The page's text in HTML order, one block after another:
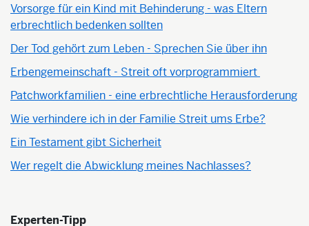
Vorsorge für ein Kind mit Behinderung - was Eltern
erbrechtlich bedenken sollten
Der Tod gehört zum Leben - Sprechen Sie über ihn
Erbengemeinschaft - Streit oft vorprogrammiert
Patchworkfamilien - eine erbrechtliche Herausforderung
Wie verhindere ich in der Familie Streit ums Erbe?
Ein Testament gibt Sicherheit
Wer regelt die Abwicklung meines Nachlasses?
Experten-Tipp